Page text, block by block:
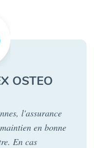
OSTEO
l'assurance
en bonne
En cas